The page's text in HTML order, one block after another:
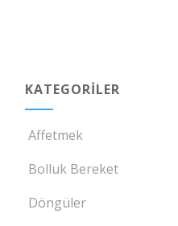
KATEGORILER
Affetmek
Bolluk Bereket
Döngüler